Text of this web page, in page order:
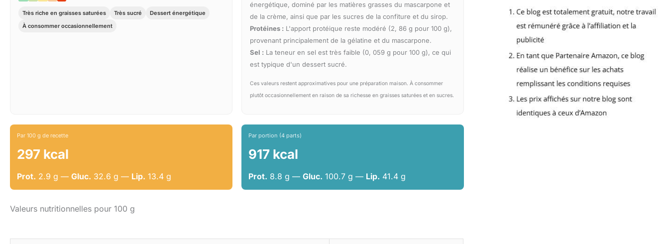
Très riche en graisses saturées Très sucré
Dessert énergétique
À consommer occasionnellement
énergétique, dominé par les matières grasses du mascarpone et
de la crème, ainsi que par les sucres de la confiture et du sirop.
Protéines : L'apport protéique reste modéré (2, 86 g pour 100 g),
provenant principalement de la gélatine et du mascarpone.
Sel : La teneur en sel est très faible (0, 059 g pour 100 g), ce qui
est typique d'un dessert sucré.
Ces valeurs restent approximatives pour une préparation maison. À consommer
plutôt occasionnellement en raison de sa richesse en graisses saturées et en sucres.
Par 100 g de recette
297 kcal
Prot. 2.9 g — Gluc. 32.6 g — Lip. 13.4 g
Par portion (4 parts)
917 kcal
Prot. 8.8 g —Gluc. 100.7 g — Lip. 41.4 g
Valeurs nutritionnelles pour 100 g